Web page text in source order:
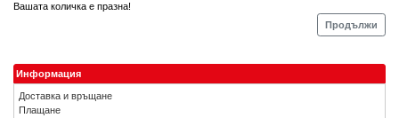
Вашата количка е празна!
Продължи
Информация
Доставка и връщане
Плащане